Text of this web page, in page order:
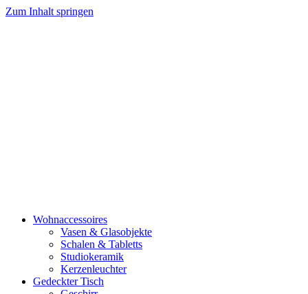
Zum Inhalt springen
Wohnaccessoires
Vasen & Glasobjekte
Schalen & Tabletts
Studiokeramik
Kerzenleuchter
Gedeckter Tisch